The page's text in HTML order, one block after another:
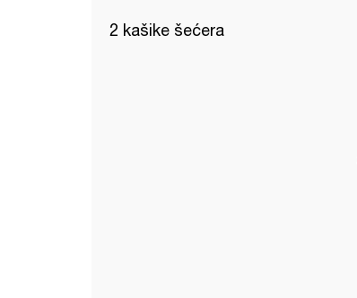
2 kašike šećera